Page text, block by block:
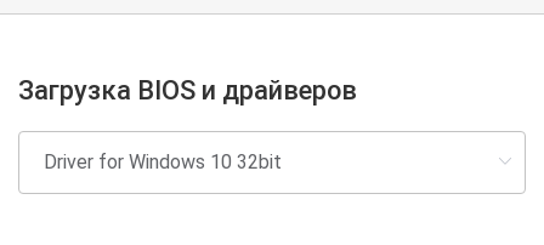
Загрузка BIOS и драйверов